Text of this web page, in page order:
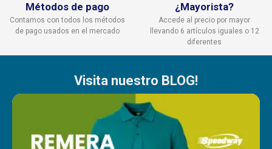
Métodos de pago
Contamos con todos los métodos
de pago usados en el mercado
¿Mayorista?
Accede al precio por mayor
llevando 6 artículos iguales o 12
diferentes
Visita nuestro BLOG!